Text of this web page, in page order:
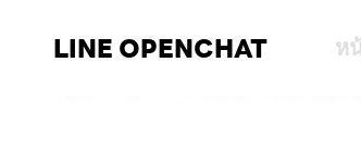
LINE OPENCHAT ห